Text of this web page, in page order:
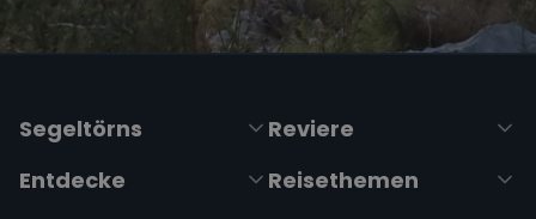
Segeltörns
Reviere
Entdecke
Reisethemen